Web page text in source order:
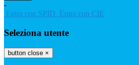
-
Entra con SPID Entra con CIE
Seleziona utente
button close ×